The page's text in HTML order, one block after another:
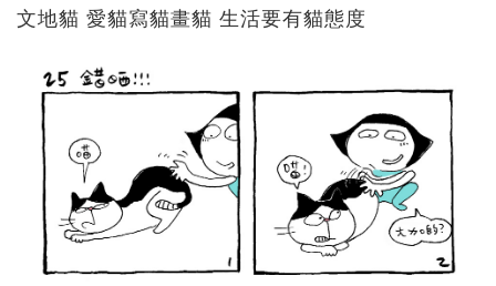
文地貓 愛貓寫貓畫貓 生活要有貓態度